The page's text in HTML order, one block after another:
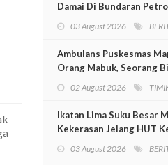
Damai Di Bundaran
03 August 2026
Ambulans Puskesmas
Orang Mabuk, Seorang
02 August 2026
Ikatan Lima Suku Besar
Kekerasan Jelang HUT
03 August 2026